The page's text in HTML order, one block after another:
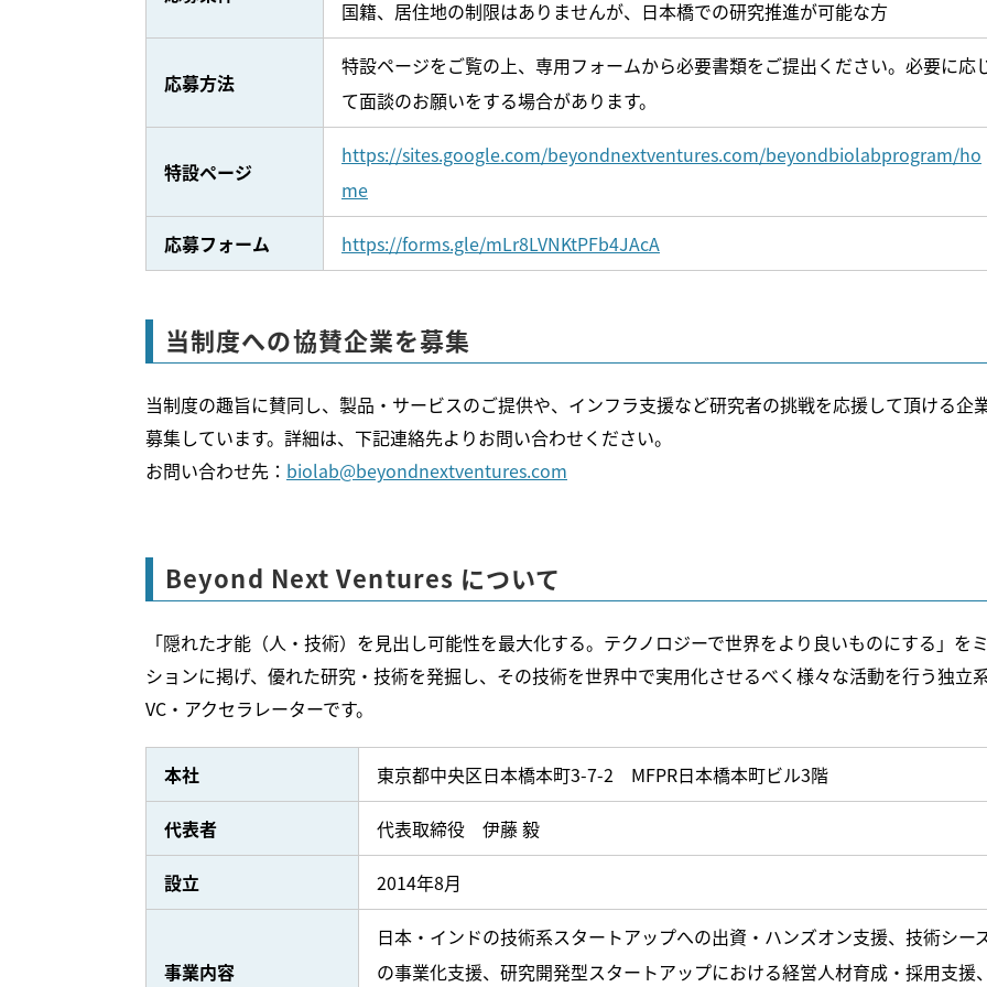
国籍、居住地の制限はありませんが、日本橋での研究推進が可能な方
応募方法
特設ページをご覧の上、専用フォームから必要書類をご提出ください。必要に応
て面談のお願いをする場合があります。
特設ページ
https://sites.google.com/beyondnextventures.com/beyondbiolabprogram/ho
me
応募フォーム https://forms.gle/mLr8LVNKtPFb4JAcA
当制度への協賛企業を募集
当制度の趣旨に賛同し、製品・サービスのご提供や、インフラ支援など研究者の挑戦を応援して頂ける企
募集しています。詳細は、下記連絡先よりお問い合わせください。
お問い合わせ先： biolab@beyondnextventures.com
Beyond Next Ventures について
「隠れた才能（人・技術）を見出し可能性を最大化する。テクノロジーで世界をより良いものにする」を
ションに掲げ、優れた研究・技術を発掘し、その技術を世界中で実用化させるべく様々な活動を行う独立
VC・アクセラレーターです。
本社 東京都中央区日本橋本町3-7-2 MFPR日本橋本町ビル3階
代表者 代表取締役 伊藤 毅
設立 2014年8月
事業内容
日本・インドの技術系スタートアップへの出資・ハンズオン支援、技術シー
の事業化支援、研究開発型スタートアップにおける経営人材育成・採用支援